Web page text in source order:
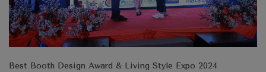
Best Booth Design Award & Living Style Expo 2024